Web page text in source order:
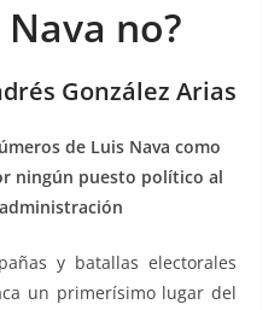
ss
e
n
g
er
e
gr
a
m
m
p
ar
tir
no?
González Arias
de Luis Nava como
ningún puesto político al
y batallas electorales
un primerísimo lugar del